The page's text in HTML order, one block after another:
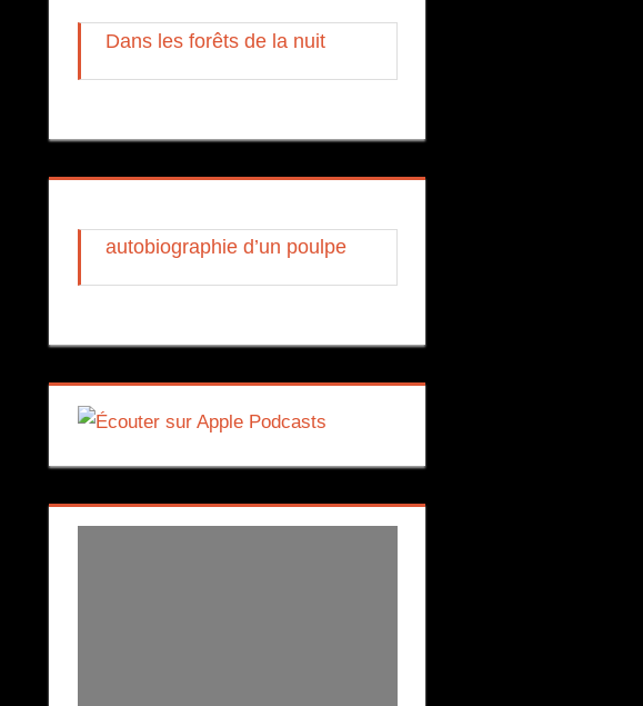
Dans les forêts de la nuit
autobiographie d’un poulpe